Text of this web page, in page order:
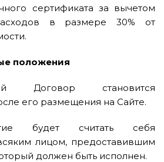
сертификата за вычетом
в размере 30% от
положения
Договор становится
его размещения на Сайте.
будет считать себя
лицом, предоставившим
должен быть исполнен.